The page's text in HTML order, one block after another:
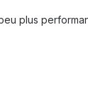
plus